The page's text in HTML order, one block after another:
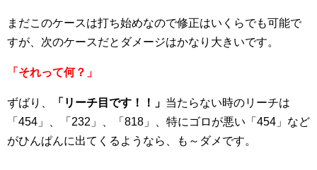
まだこのケースは打ち始めなので修正はいくらでも可能で
すが、次のケースだとダメージはかなり大きいです。
「それって何？」
ずばり、 「リーチ目です！！」 当たらない時のリーチは
「454」、「232」、「818」、特にゴロが悪い「454」など
がひんぱんに出てくるようなら、も～ダメです。